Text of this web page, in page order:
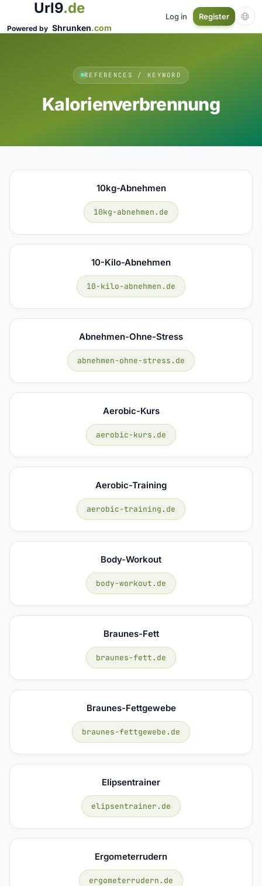
Url9.de
Powered by Shrunken.com
Log in Register
REFERENCES / KEYWORD
Kalorienverbrennung
10kg-Abnehmen
10kg-abnehmen.de
10-Kilo-Abnehmen
10-kilo-abnehmen.de
Abnehmen-Ohne-Stress
abnehmen-ohne-stress.de
Aerobic-Kurs
aerobic-kurs.de
Aerobic-Training
aerobic-training.de
Body-Workout
body-workout.de
Braunes-Fett
braunes-fett.de
Braunes-Fettgewebe
braunes-fettgewebe.de
Elipsentrainer
elipsentrainer.de
Ergometerrudern
ergometerrudern.de